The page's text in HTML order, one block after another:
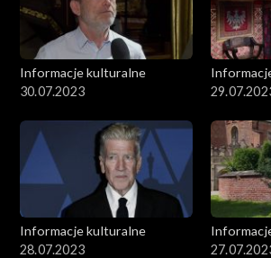
Informacje kulturalne
30.07.2023
Informacje kulturalne
28.07.2023